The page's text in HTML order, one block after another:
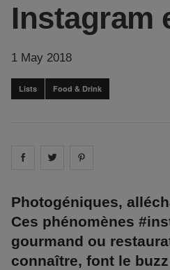
Instagram
1 May 2018
Lists Food & Drink
Share on facebook
Share on
Photogéniques,
Ces phénomènes
gourmand ou
connaître, font le